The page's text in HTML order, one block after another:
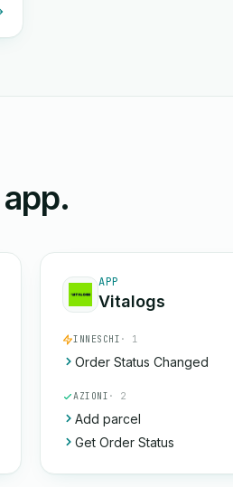
APP
Vitalogs
INNESCHI · 1
Order Status Changed
AZIONI · 2
Add parcel
Get Order Status